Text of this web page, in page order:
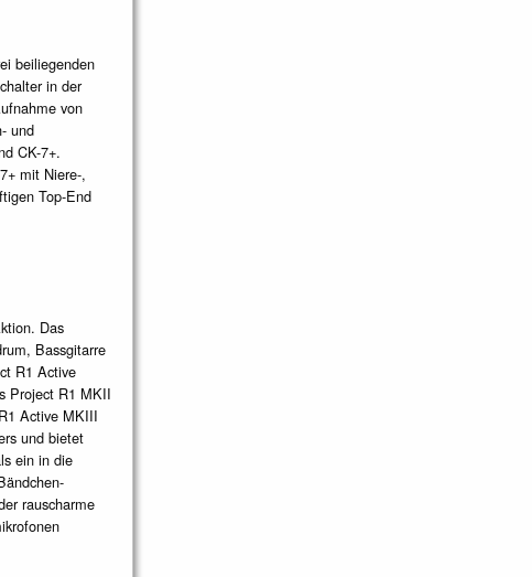
beiliegenden
in der
von
und
CK-7+.
mit Niere-,
Top-End
Das
Bassgitarre
R1 Active
Project R1 MKII
Active MKIII
und bietet
ein in die
rauscharme